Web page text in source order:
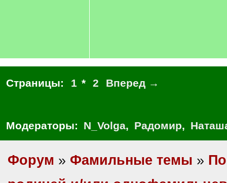
Страницы: 1 * 2 Вперед →
Модераторы: N_Volga, Радомир,
Форум » Фамильные темы »